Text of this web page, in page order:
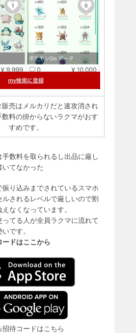
売はメルカリだと速攻消され
料の掛からないラクマがおす
すめです。
数料を取られるし出品に厳し
いてなかった
振り込みまでされているスマホ
されるレベルで厳しいので割
なくなっています。
ってる人が全員ラクマに流れて
です。
ードはここから
待コードはこちら